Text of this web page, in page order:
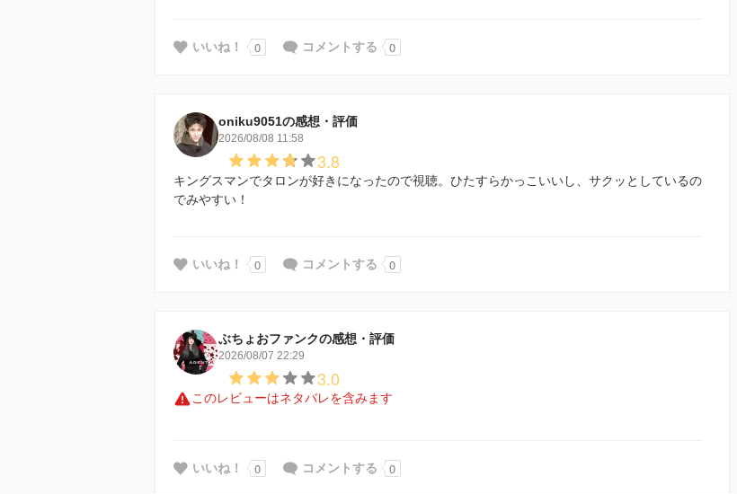
いいね！ 0 コメントする 0
oniku9051の感想・評価
2026/08/08 11:58
3.8
キングスマンでタロンが好きになったので視聴。ひたすらかっこいいし、サクッとしているの
でみやすい！
いいね！ 0 コメントする 0
ぶちょおファンクの感想・評価
2026/08/07 22:29
3.0
このレビューはネタバレを含みます
いいね！ 0 コメントする 0